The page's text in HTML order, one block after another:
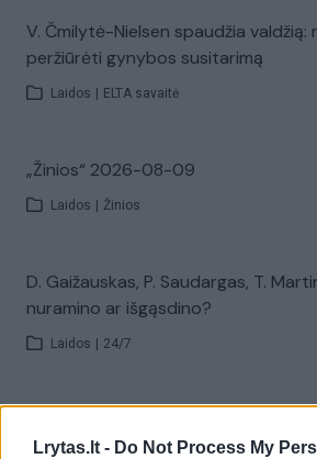
Lrytas.lt - Do Not Process My
V. Čmilytė-Nielsen spaudžia valdžią:
peržiūrėti gynybos susitarimą
Laidos ELTA savaitė
„Žinios“ 2026-08-09
Laidos Žinios
D. Gaižauskas, P. Saudargas, T.
nuramino ar išgąsdino?
Laidos 24/7
dar sieks 30 laipsnių